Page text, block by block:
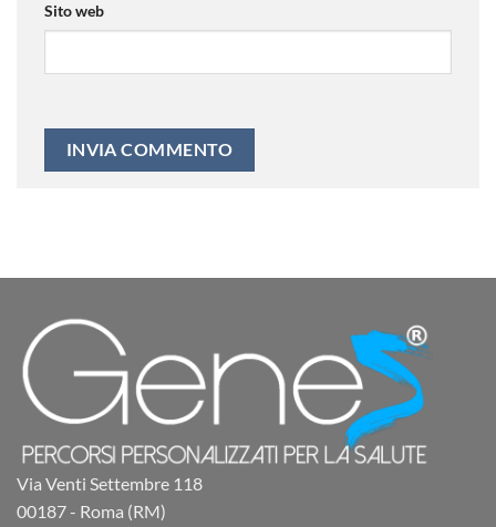
Sito web
Via Venti Settembre 118
00187 - Roma (RM)